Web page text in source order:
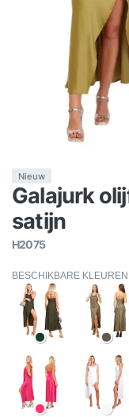
Nieuw
Galajurk
satijn
H2075
BESCHIKBARE KLEUREN